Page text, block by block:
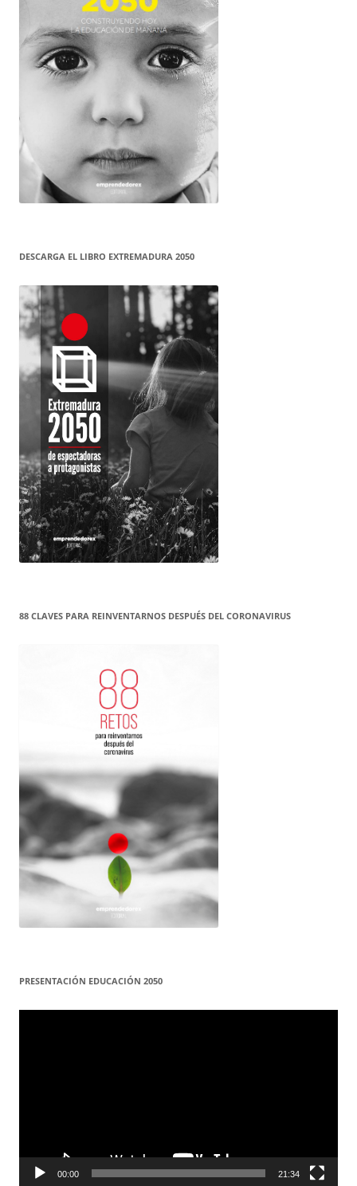
DESCARGA EL LIBRO EXTREMADURA 2050
88 CLAVES PARA REINVENTARNOS DESPUÉS DEL CORONAVIRUS
PRESENTACIÓN EDUCACIÓN 2050
Reproductor
00:00 21:34